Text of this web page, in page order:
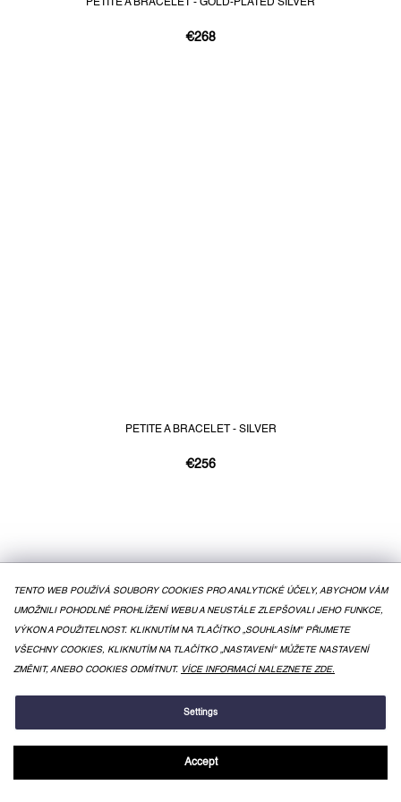
TENTO WEB POUŽÍVÁ SOUBORY COOKIES PRO ANALYTICKÉ ÚČELY, ABYCHOM VÁM
UMOŽNILI POHODLNÉ PROHLÍŽENÍ WEBU A NEUSTÁLE ZLEPŠOVALI JEHO FUNKCE,
VÝKON A POUŽITELNOST. KLIKNUTÍM NA TLAČÍTKO „SOUHLASÍM" PŘIJMETE
VŠECHNY COOKIES, KLIKNUTÍM NA TLAČÍTKO „NASTAVENÍ" MŮŽETE NASTAVENÍ
ZMĚNIT, ANEBO COOKIES ODMÍTNUT. VÍCE INFORMACÍ NALEZNETE ZDE.
Settings
Accept
PETITE A BRACELET - GOLD-PLATED SILVER
€268
PETITE A BRACELET - SILVER
€256